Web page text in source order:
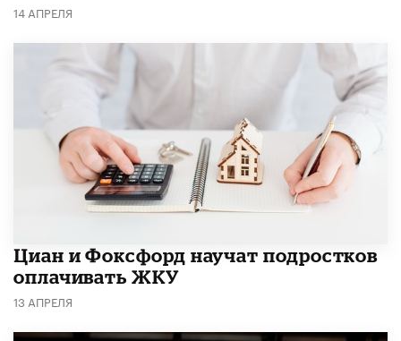
14 АПРЕЛЯ
Циан и Фоксфорд научат подростков
оплачивать ЖКУ
13 АПРЕЛЯ